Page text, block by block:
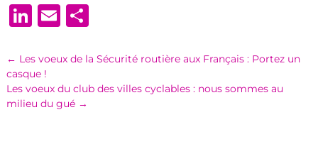
LinkedIn
EmailPartager
← Les voeux de la Sécurité routière aux Français : Portez un
casque !
Les voeux du club des villes cyclables : nous sommes au
milieu du gué→